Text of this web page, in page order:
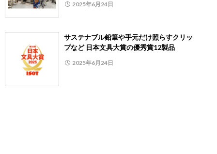
2025年6月24日
サステナブル鉛筆や手元だけ照らすクリッ
プなど 日本文具大賞の優秀賞12製品
2025年6月24日